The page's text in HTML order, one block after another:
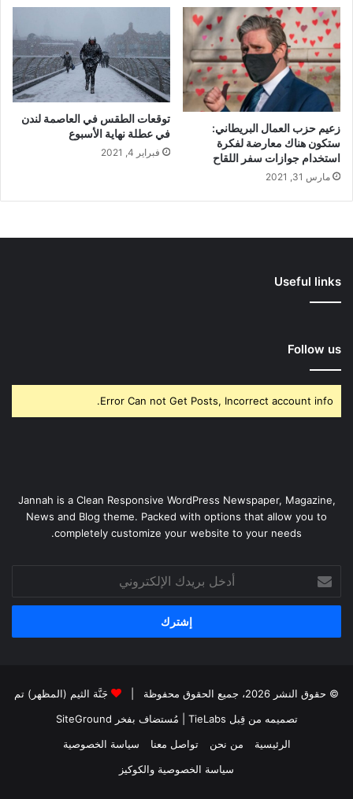
زعيم حزب العمال البريطاني:
ستكون هناك معارضة لفكرة
استخدام جوازات سفر اللقاح
مارس 31, 2021
توقعات الطقس في العاصمة لندن
في عطلة نهاية الأسبوع
فبراير 4, 2021
Useful links
Follow us
Error Can not Get Posts, Incorrect account info.
Jannah is a Clean Responsive WordPress Newspaper, Magazine,
News and Blog theme. Packed with options that allow you to
completely customize your website to your needs.
بريدك
الإلكتروني
© حقوق النشر 2026، جميع الحقوق محفوظة |
جَنَّة الثيم (المظهر) تم
تصميمه من قِبل TieLabs
| مُستضاف بفخر SiteGround
الرئيسية
من نحن تواصل معنا
سياسة الخصوصية
سياسة الخصوصية والكوكيز